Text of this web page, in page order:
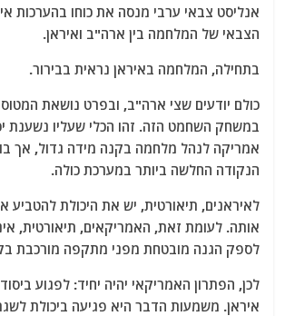
at
s
A
p
p
e
g
ra
m
ai
l
itt
er
c
e
b
o
o
k
אנליסט צבאי ערבי מנסה את כוחו בהערכות
הצבאי של המלחמה בין ארה"ב ואיראן.
בתחילה, המלחמה באיראן נראית בבירור.
כולם יודעים שצי ארה"ב, ובפרט נושאת
במשחק השחמט הזה. זהו הכלי שעליו נשענת
אמריקה לנהל מלחמה בקנה מידה גדול, אך בו
הנקודה החלשה ביותר במערכת כולה.
לאיראנים, תיאורטית, יש את היכולת להטביע
אותה. לעומת זאת, האמריקאים, תיאורטית,
לספק הגנה מובטחת מפני מתקפה מורכבת
לכן, הפתרון האמריקאי יהיה יחיד: לפגוע
איראן. משמעות הדבר היא פגיעה ביכולת